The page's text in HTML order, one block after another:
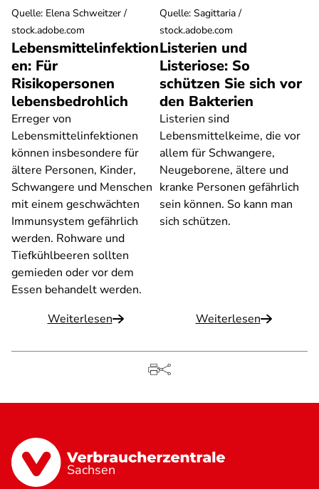
Lebensmittelinfektion
en: Für
Risikopersonen
lebensbedrohlich
Erreger von
Lebensmittelinfektionen
können insbesondere für
ältere Personen, Kinder,
Schwangere und Menschen
mit einem geschwächten
Immunsystem gefährlich
werden. Rohware und
Tiefkühlbeeren sollten
gemieden oder vor dem
Essen behandelt werden.
Weiterlesen
Quelle: Elena Schweitzer /
stock.adobe.com
Listerien und
Listeriose: So
schützen Sie sich vor
den Bakterien
Listerien sind
Lebensmittelkeime, die vor
allem für Schwangere,
Neugeborene, ältere und
kranke Personen gefährlich
sein können. So kann man
sich schützen.
Weiterlesen
Quelle: Sagittaria /
stock.adobe.com
Sachsen